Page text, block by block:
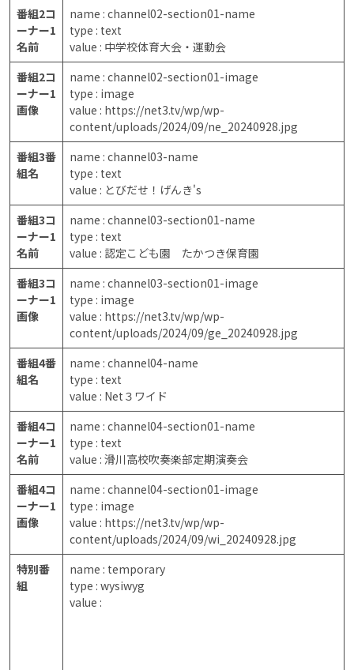
番組2コ
ーナー1
名前
name : channel02-section01-name
type : text
value : 中学校体育大会・運動会
番組2コ
ーナー1
画像
name : channel02-section01-image
type : image
value : https://net3.tv/wp/wp-
content/uploads/2024/09/ne_20240928.jpg
番組3番
組名
name : channel03-name
type : text
value : とびだせ！げんき's
番組3コ
ーナー1
名前
name : channel03-section01-name
type : text
value : 認定こども園 たかつき保育園
番組3コ
ーナー1
画像
name : channel03-section01-image
type : image
value : https://net3.tv/wp/wp-
content/uploads/2024/09/ge_20240928.jpg
番組4番
組名
name : channel04-name
type : text
value : Net３ワイド
番組4コ
ーナー1
名前
name : channel04-section01-name
type : text
value : 滑川高校吹奏楽部定期演奏会
番組4コ
ーナー1
画像
name : channel04-section01-image
type : image
value : https://net3.tv/wp/wp-
content/uploads/2024/09/wi_20240928.jpg
特別番
組
name : temporary
type : wysiwyg
value :